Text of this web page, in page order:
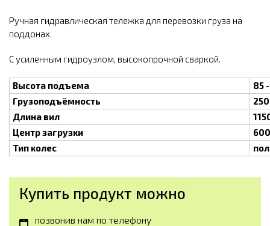
Ручная гидравлическая тележка для перевозки груза на
поддонах.
С усиленным гидроузлом, высокопрочной сваркой.
Высота подъема
85
Грузоподъёмность
Длина вил
Центр загрузки
Тип колес
Купить продукт можно
позвонив нам по телефону